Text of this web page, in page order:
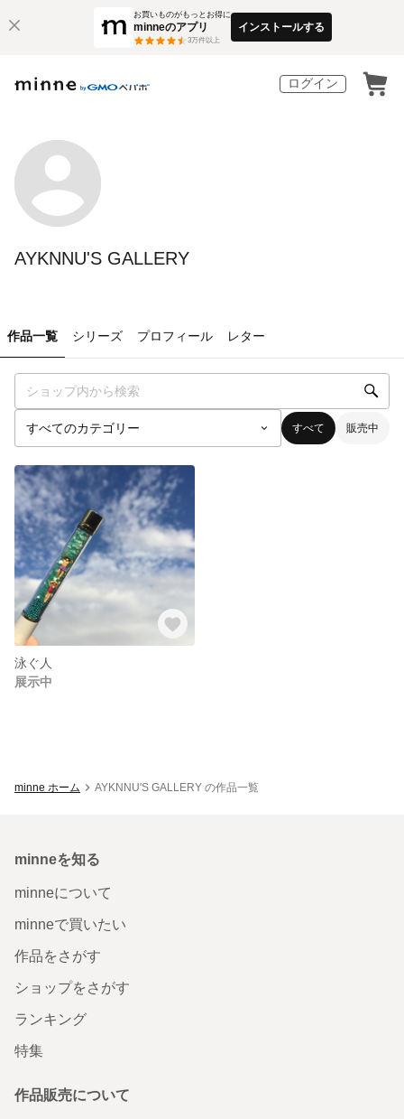
お買いものがもっとお得に
minneのアプリ
3万件以上
インストールする
ログイン
AYKNNU'S GALLERY
作品一覧 シリーズ プロフィール レター
すべて 販売中
泳ぐ人
展示中
minne ホーム AYKNNU'S GALLERY の作品一覧
minneを知る
minneについて
minneで買いたい
作品をさがす
ショップをさがす
ランキング
特集
作品販売について